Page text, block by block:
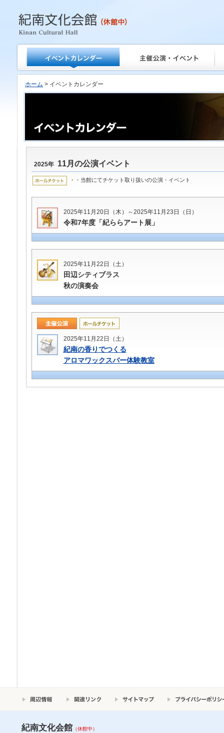
紀南文化会館
ホーム > イベントカレンダー
2025年 11月の公演イベント
・・当館にてチケット取り扱いの公演・イベント
2025年11月20日（木）～2025年11月23日（日）
令和7年度「紀ららアート展」
2025年11月22日（土）
田辺シティブラス
秋の演奏会
2025年11月22日（土）
紀南の香りでつくる
アロマワックスバー体験教室
紀南文化会館 （休館中）